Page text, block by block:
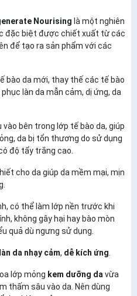
Nourising là một nghiên
đặc biệt được chiết xuất từ các
để tạo ra sản phẩm với các
bào da mới, thay thế các tế bào
làn da mẫn cảm, dị ứng, da
bên trong lớp tế bào da, giúp
da bị tổn thương do sử dụng
độ tẩy trắng cao.
cho da giúp da mềm mại, mịn
có thể làm lớp nền trước khi
không gây hại hay bào mòn
quả dù ngưng sử dụng.
làn da nhạy cảm, dễ kích ứng
lớp mỏng kem dưỡng da vừa
thấm sâu vào da. Nên dùng